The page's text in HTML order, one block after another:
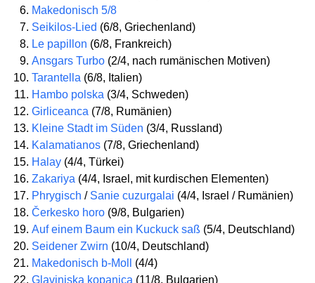
Makedonisch 5/8
Seikilos-Lied (6/8, Griechenland)
Le papillon (6/8, Frankreich)
Ansgars Turbo (2/4, nach rumänischen Motiven)
Tarantella (6/8, Italien)
Hambo polska (3/4, Schweden)
Girliceanca (7/8, Rumänien)
Kleine Stadt im Süden (3/4, Russland)
Kalamatianos (7/8, Griechenland)
Halay (4/4, Türkei)
Zakariya (4/4, Israel, mit kurdischen Elementen)
Phrygisch / Sanie cuzurgalai (4/4, Israel / Rumänien)
Čerkesko horo (9/8, Bulgarien)
Auf einem Baum ein Kuckuck saß (5/4, Deutschland)
Seidener Zwirn (10/4, Deutschland)
Makedonisch b-Moll
(4/4)
Glaviniska kopanica (11/8, Bulgarien)